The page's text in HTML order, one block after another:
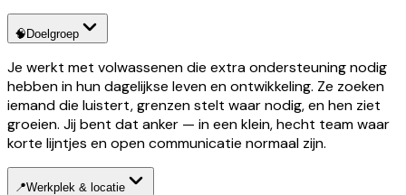
🧠 Doelgroep
Je werkt met volwassenen die extra ondersteuning nodig
hebben in hun dagelijkse leven en ontwikkeling. Ze zoeken
iemand die luistert, grenzen stelt waar nodig, en hen ziet
groeien. Jij bent dat anker — in een klein, hecht team waar
korte lijntjes en open communicatie normaal zijn.
📍Werkplek & locatie